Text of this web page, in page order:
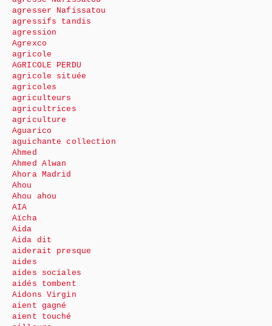
agresser Nafissatou
agressifs tandis
agression
Agrexco
agricole
AGRICOLE PERDU
agricole située
agricoles
agriculteurs
agricultrices
agriculture
Aguarico
aguichante collection
Ahmed
Ahmed Alwan
Ahora Madrid
Ahou
Ahou ahou
AIA
Aïcha
Aida
Aida dit
aiderait presque
aides
aides sociales
aidés tombent
Aidons Virgin
aient gagné
aient touché